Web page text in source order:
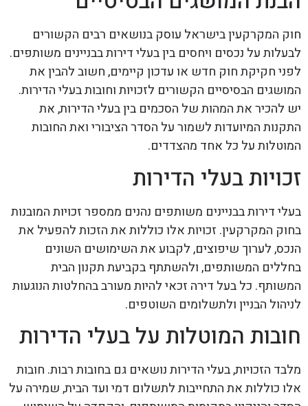
חוק המקרקעין בישראל עוסק בנושאים רבים הקשורים
לבעלות על נכסים ויחסים בין בעלי דירות בבניינים משותפים.
לפני חקיקת חוק חדש או עדכון קיימים, חשוב להבין את
המושגים הבסיסיים הקשורים לזכויות וחובות בעלי הדירות.
יש להכיר את המהות של הסכמים בין בעלי הדירות, את
התקנות המיועדות לשמור על הסדר הציבורי ואת החובות
המוטלות על כל אחד מהצדדים.
זכויות בעלי הדירות
בעלי דירות בבניינים משותפים נהנים ממספר זכויות המובנות
בחוק המקרקעין. זכויות אלו כוללות את הזכות להפעיל את
הנכס, לערוך שיפוצים, לקבוע את השימושים השונים
בחללים המשותפים, ולהשתתף בקביעת תקנון הבית
המשותף. כל בעל דירה זכאי להיות מעורב בהחלטות הנוגעות
לניהול הבניין ולתשלומים השוטפים.
חובות המוטלות על בעלי הדירות
מלבד הזכויות, בעלי הדירות נושאים גם בחובות רבות. חובות
אלו כוללות את התחייבות לתשלום דמי ועד הבית, שמירה על